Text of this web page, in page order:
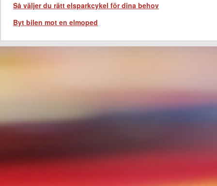
Så väljer du rätt elsparkcykel för dina behov
Byt bilen mot en elmoped